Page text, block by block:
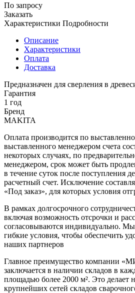
По запросу
Заказать
Характеристики Подробности
Описание
Характеристики
Оплата
Доставка
Предназначен для сверления в
Гарантия
1 год
Бренд
MAKITA
Оплата производится по
выставленного менеджером счета
некоторых случаях, по
менеджером, срок может быть
в течение суток после поступления
расчетный счет. Исключение
«Под заказ», для которых условия
В рамках долгосрочного
включая возможность отсрочки и
согласовываются индивидуально.
гибкие условия, чтобы обеспечить
наших партнеров
Главное преимущество компании
заключается в наличии складов в
площадью более 2000 м². Это делает
крупнейших сетей складов